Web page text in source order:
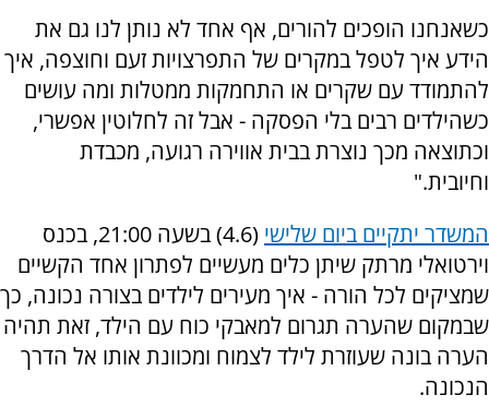
כשאנחנו הופכים להורים, אף אחד לא נותן לנו גם את
הידע איך לטפל במקרים של התפרצויות זעם וחוצפה, איך
להתמודד עם שקרים או התחמקות ממטלות ומה עושים
כשהילדים רבים בלי הפסקה - אבל זה לחלוטין אפשרי,
וכתוצאה מכך נוצרת בבית אווירה רגועה, מכבדת
וחיובית."
המשדר יתקיים ביום שלישי
(4.6) בשעה 21:00, בכנס
וירטואלי מרתק שיתן כלים מעשיים לפתרון אחד הקשיים
שמציקים לכל הורה - איך מעירים לילדים בצורה נכונה, כך
שבמקום שהערה תגרום למאבקי כוח עם הילד, זאת תהיה
הערה בונה שעוזרת לילד לצמוח ומכוונת אותו אל הדרך
הנכונה.